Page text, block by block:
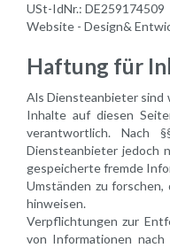
USt-IdNr.: DE259174509
Website - Design&
Haftung für
Als Diensteanbieter sind
Inhalte auf diesen
verantwortlich.
Diensteanbieter jedoch
gespeicherte fremde
Umständen zu
hinweisen.
Verpflichtungen zur
von Informationen nach